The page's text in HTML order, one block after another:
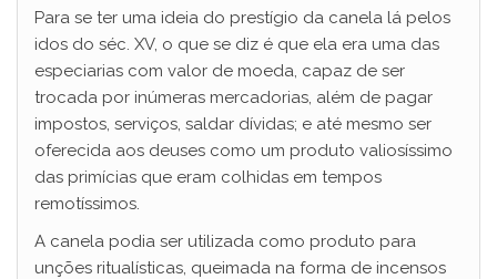
Para se ter uma ideia do prestígio da canela lá pelos
idos do séc. XV, o que se diz é que ela era uma das
especiarias com valor de moeda, capaz de ser
trocada por inúmeras mercadorias, além de pagar
impostos, serviços, saldar dívidas; e até mesmo ser
oferecida aos deuses como um produto valiosíssimo
das primícias que eram colhidas em tempos
remotíssimos.
A canela podia ser utilizada como produto para
unções ritualísticas, queimada na forma de incensos